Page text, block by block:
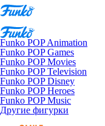
Funko POP Animation
Funko POP Games
Funko POP Movies
Funko POP Television
Funko POP Disney
Funko POP Heroes
Funko POP Music
Другие фигурки